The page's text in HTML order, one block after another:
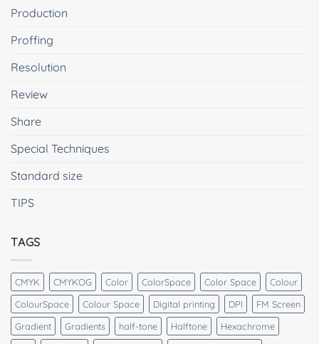
Production
Proffing
Resolution
Review
Share
Special Techniques
Standard size
TIPS
TAGS
CMYK CMYKOG Color ColorSpace Color Space
Colour
ColourSpace
Colour Space Digital printing DPI
FM Screen
Gradient
Gradients half-tone Halftone
Hexachrome